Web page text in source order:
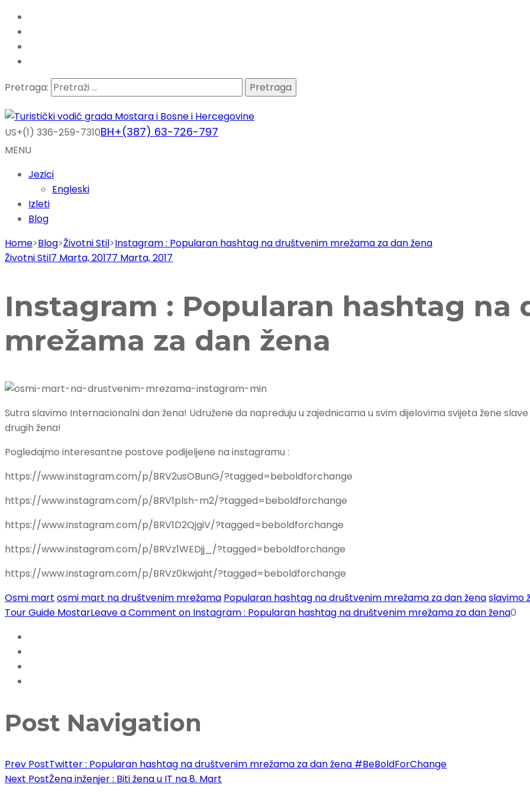
Pretraga:
US+(1) 336-259-7310BH+(387) 63-726-797
MENU
Jezici
Engleski
Izleti
Blog
Home>Blog>Životni Stil>Instagram : Popularan hashtag na društvenim mrežama za dan žena
Životni Stil7 Marta, 20177 Marta, 2017
Instagram : Popularan hashtag na
mrežama za dan žena
Sutra slavimo Internacionalni dan žena! Udružene da napreduju u zajednicama u svim dijelovima svijeta žene
drugih žena!
Pogledajmo interesantne postove podijeljene na instagramu :
https://www.instagram.com/p/BRV2usOBunG/?tagged=beboldforchange
https://www.instagram.com/p/BRV1plsh-m2/?tagged=beboldforchange
https://www.instagram.com/p/BRV1D2QjgiV/?tagged=beboldforchange
https://www.instagram.com/p/BRVz1WEDjj_/?tagged=beboldforchange
https://www.instagram.com/p/BRVz0kwjaht/?tagged=beboldforchange
Osmi mart osmi mart na društvenim mrežama Popularan hashtag na društvenim mrežama za dan ženaslavimo
Tour Guide MostarLeave a Comment on Instagram : Popularan hashtag na društvenim mrežama za dan žena0
Post Navigation
Prev PostTwitter : Popularan hashtag na društvenim mrežama za dan žena #BeBoldForChange
Next PostŽena inženjer : Biti žena u IT na 8. Mart